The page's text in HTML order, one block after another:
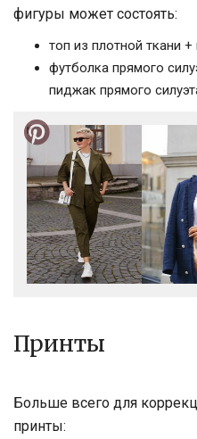
фигуры может состоять:
топ из плотной ткани
футболка прямого
пиджак прямого
Принты
Больше всего для
принты: